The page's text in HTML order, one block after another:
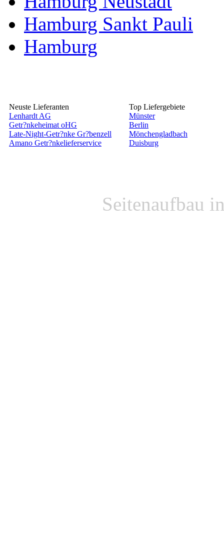
Hamburg Sankt Pauli
Hamburg
Neuste Lieferanten
Lenhardt AG
Getr?nkeheimat oHG
Late-Night-Getr?nke Gr?benzell
Amano Getr?nkelieferservice
Top Liefergebiete
Münster
Berlin
Mönchengladbach
Duisburg
Seitenaufbau